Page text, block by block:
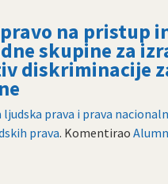
na pristup
skupine za
diskriminacije
ljudska prava i prava
prava. Komentirao